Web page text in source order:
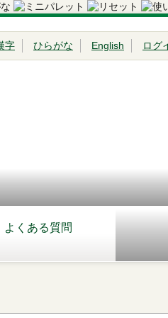
よくある質問
字 ひらがな English ログ